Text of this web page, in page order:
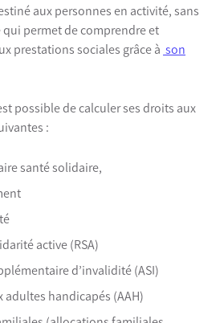
aux personnes en activité, sans
permet de comprendre et
prestations sociales grâce à son
possible de calculer ses droits aux
:
santé solidaire,
active (RSA)
d’invalidité (ASI)
adultes handicapés (AAH)